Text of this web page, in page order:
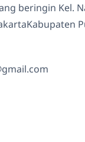
beringin Kel.